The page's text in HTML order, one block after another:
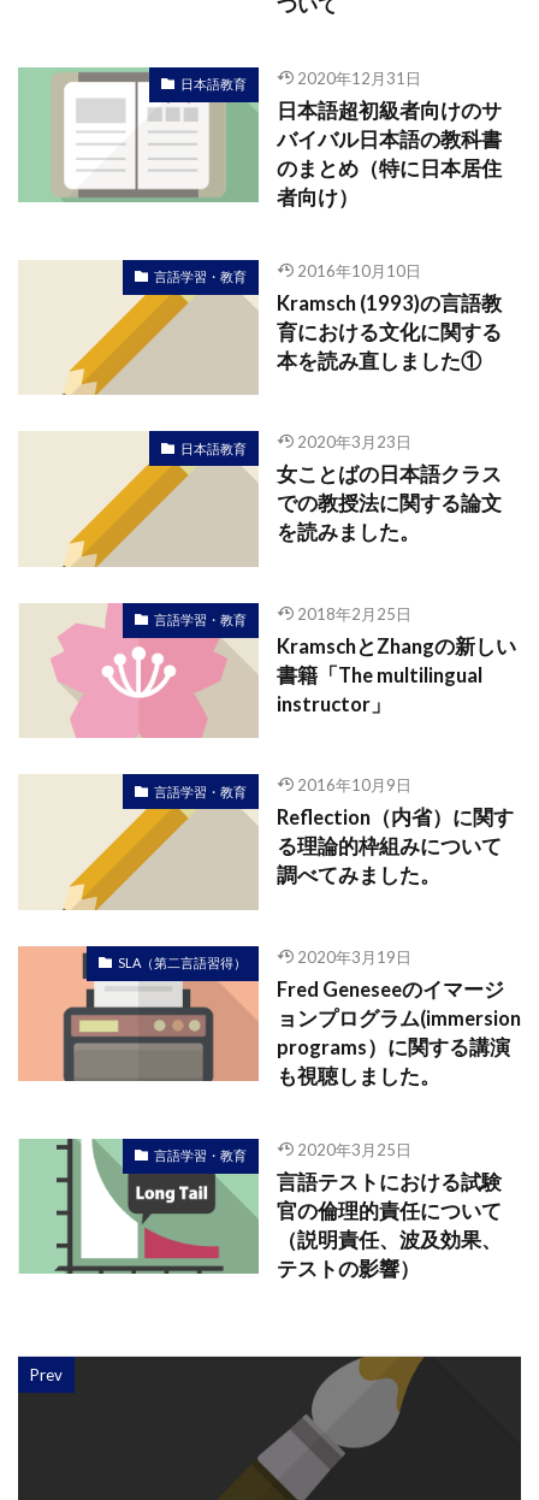
日本語教育 2020年12月31日
日本語超初級者向けのサ
バイバル日本語の教科書
のまとめ（特に日本居住
者向け）
言語学習・教育 2016年10月10日
Kramsch (1993)の言語教
育における文化に関する
本を読み直しました①
日本語教育 2020年3月23日
女ことばの日本語クラス
での教授法に関する論文
を読みました。
言語学習・教育 2018年2月25日
KramschとZhangの新しい
書籍「The multilingual
instructor」
言語学習・教育 2016年10月9日
Reflection（内省）に関す
る理論的枠組みについて
調べてみました。
SLA（第二言語習得） 2020年3月19日
Fred Geneseeのイマージ
ョンプログラム(immersion
programs）に関する講演
も視聴しました。
言語学習・教育 2020年3月25日
言語テストにおける試験
官の倫理的責任について
（説明責任、波及効果、
テストの影響）
Prev